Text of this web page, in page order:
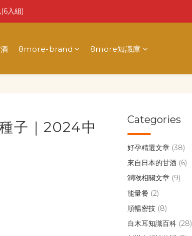
入組)
8more-brand 8more知識庫
子｜2024中
Categories
好孕精選文章 (38)
來自日本的甘酒 (6)
潤喉相關文章 (9)
能量餐 (2)
順暢密技 (8)
白木耳知識百科 (28)